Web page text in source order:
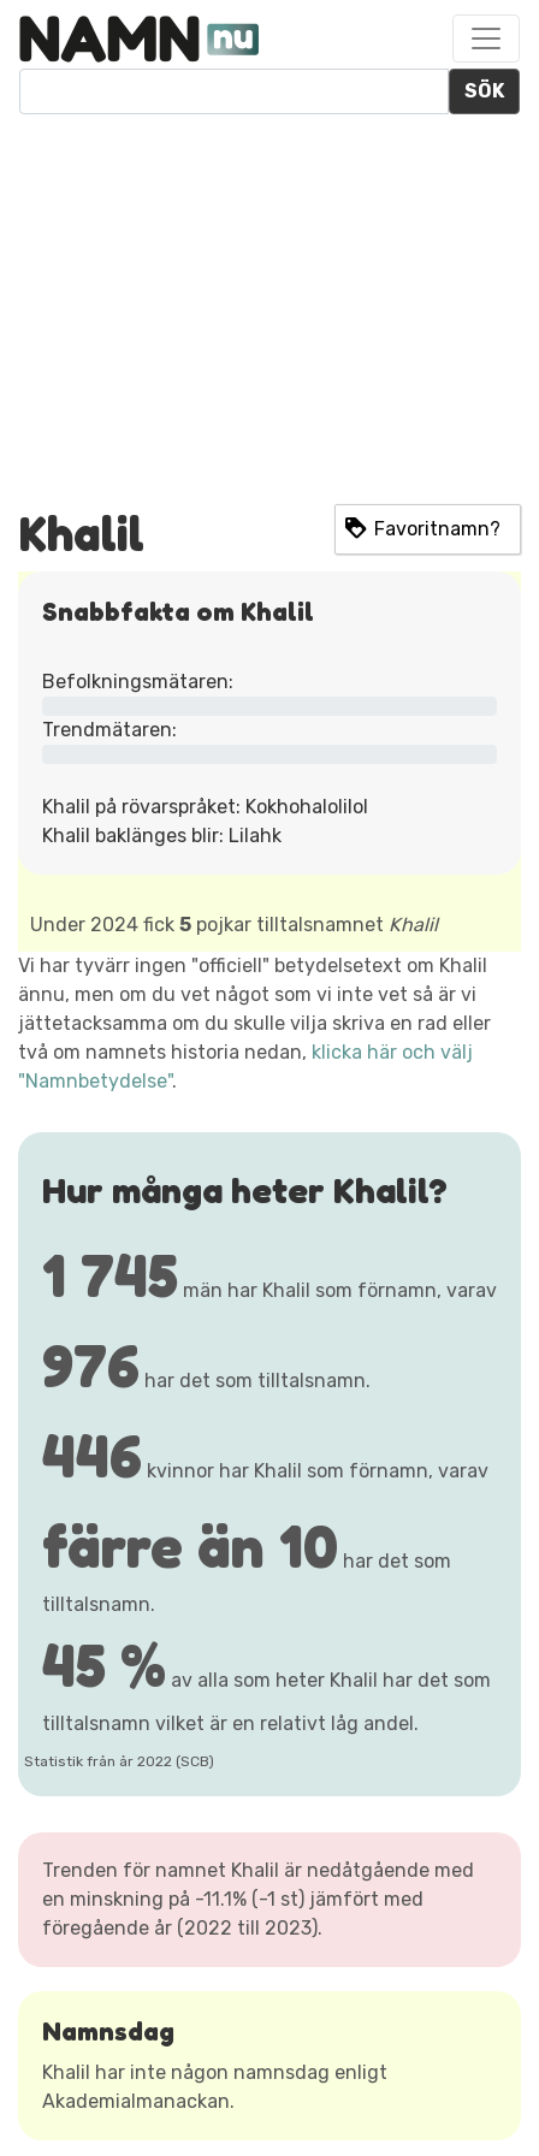
SÖK
Khalil Favoritnamn?
Snabbfakta om Khalil
Befolkningsmätaren:
Trendmätaren:
Khalil på rövarspråket: Kokhohalolilol
Khalil baklänges blir: Lilahk
Under 2024 fick 5 pojkar tilltalsnamnet Khalil
Vi har tyvärr ingen "officiell" betydelsetext om Khalil
ännu, men om du vet något som vi inte vet så är vi
jättetacksamma om du skulle vilja skriva en rad eller
två om namnets historia nedan, klicka här och välj
"Namnbetydelse".
Hur många heter Khalil?
1 745 män har Khalil som förnamn, varav
976 har det som tilltalsnamn.
446 kvinnor har Khalil som förnamn, varav
färre än 10 har det som
tilltalsnamn.
45 % av alla som heter Khalil har det som
tilltalsnamn vilket är en relativt låg andel.
Statistik från år 2022 (SCB)
Trenden för namnet Khalil är nedåtgående med
en minskning på -11.1% (-1 st) jämfört med
föregående år (2022 till 2023).
Namnsdag
Khalil har inte någon namnsdag enligt
Akademialmanackan.